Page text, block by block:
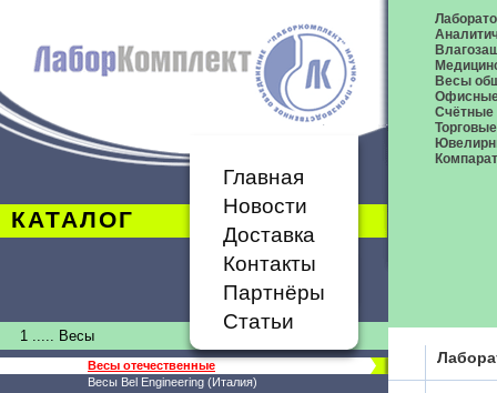
КАТАЛОГ
Главная
Новости
Доставка
Контакты
Партнёры
Статьи
1 ..... Весы
Весы отечественные
Весы Bel Engineering (Италия)
Весы
Счётные